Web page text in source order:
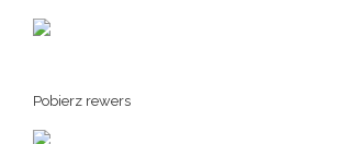
Pobierz rewers